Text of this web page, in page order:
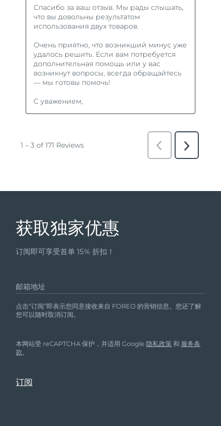
获取独家优惠
订阅即可享受首单 15% 折扣！
邮箱地址
点击“订阅”即表示您同意接收来自 FOREO 的营销信息。您还了解
您可以随时取消订阅。
本网站受 reCAPTCHA 保护，并适用 Google隐私政策 和 服务条
款。